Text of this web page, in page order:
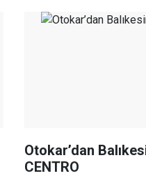
Otokar’dan
CENTRO